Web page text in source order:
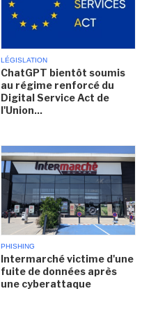
LÉGISLATION
ChatGPT bientôt soumis
au régime renforcé du
Digital Service Act de
l'Union...
PHISHING
Intermarché victime d'une
fuite de données après
une cyberattaque